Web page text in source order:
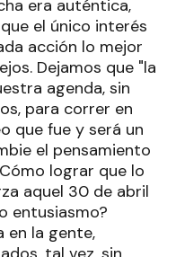
era auténtica,
el único interés
acción lo mejor
Dejamos que "la
agenda, sin
para correr en
que fue y será un
el pensamiento
lograr que lo
aquel 30 de abril
entusiasmo?
en la gente,